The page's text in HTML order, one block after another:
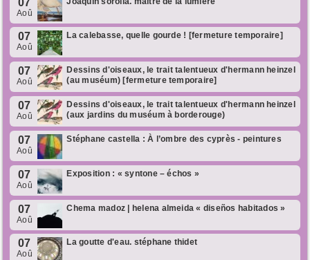
Aoû
07
Aoû
La calebasse, quelle gourde ! [fermeture temporaire]
07
Aoû
Dessins d'oiseaux, le trait talentueux d'hermann heinzel
(au muséum) [fermeture temporaire]
07
Aoû
Dessins d'oiseaux, le trait talentueux d'hermann heinzel
(aux jardins du muséum à borderouge)
07
Aoû
Stéphane castella : À l’ombre des cyprès - peintures
07
Aoû
Exposition : « syntone – échos »
07
Aoû
Chema madoz | helena almeida « diseños habitados »
07
Aoû
La goutte d'eau. stéphane thidet